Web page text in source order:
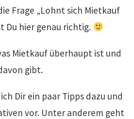
Frage „Lohnt sich Mietkauf
Du hier genau richtig.
Mietkauf überhaupt ist und
gibt.
Dir ein paar Tipps dazu und
vor. Unter anderem geht